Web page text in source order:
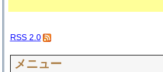
RSS 2.0
メニュー